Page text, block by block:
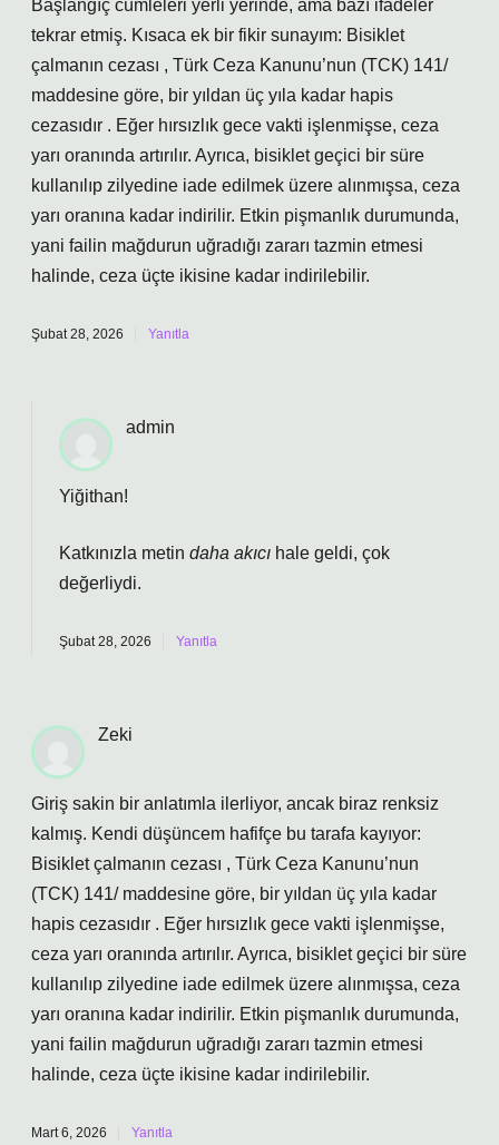
Başlangıç cümleleri yerli yerinde, ama bazı ifadeler
tekrar etmiş. Kısaca ek bir fikir sunayım: Bisiklet
çalmanın cezası , Türk Ceza Kanunu’nun (TCK) 141/
maddesine göre, bir yıldan üç yıla kadar hapis
cezasıdır . Eğer hırsızlık gece vakti işlenmişse, ceza
yarı oranında artırılır. Ayrıca, bisiklet geçici bir süre
kullanılıp zilyedine iade edilmek üzere alınmışsa, ceza
yarı oranına kadar indirilir. Etkin pişmanlık durumunda,
yani failin mağdurun uğradığı zararı tazmin etmesi
halinde, ceza üçte ikisine kadar indirilebilir.
Şubat 28, 2026 Yanıtla
admin
Yiğithan!
Katkınızla metin daha akıcı hale geldi, çok
değerliydi.
Şubat 28, 2026 Yanıtla
Zeki
Giriş sakin bir anlatımla ilerliyor, ancak biraz renksiz
kalmış. Kendi düşüncem hafifçe bu tarafa kayıyor:
Bisiklet çalmanın cezası , Türk Ceza Kanunu’nun
(TCK) 141/ maddesine göre, bir yıldan üç yıla kadar
hapis cezasıdır . Eğer hırsızlık gece vakti işlenmişse,
ceza yarı oranında artırılır. Ayrıca, bisiklet geçici bir süre
kullanılıp zilyedine iade edilmek üzere alınmışsa, ceza
yarı oranına kadar indirilir. Etkin pişmanlık durumunda,
yani failin mağdurun uğradığı zararı tazmin etmesi
halinde, ceza üçte ikisine kadar indirilebilir.
Mart 6, 2026 Yanıtla